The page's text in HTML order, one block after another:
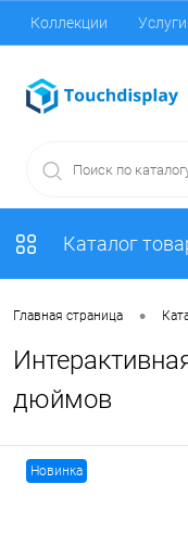
Коллекции Услуги
Каталог
Главная страница •
дюймов
Новинка